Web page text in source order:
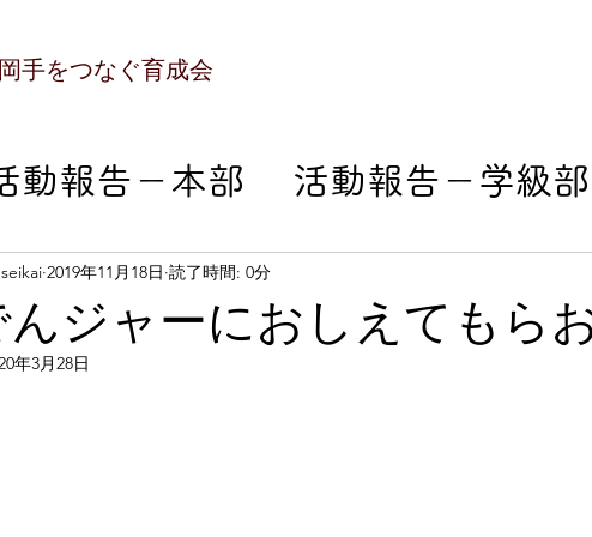
手をつなぐ育成会
動報告－本部 活動報告－学級部
幼児部 活動報告－成人部 活
施設部
ジャーにおしえてもら
2019年11月18日 読了時間: 0分
年3月28日